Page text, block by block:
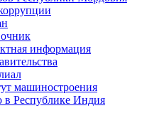
информация
машиностроения
в Республике Индия